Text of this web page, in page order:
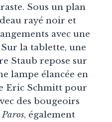
Sous un plan
rayé noir et
avec une
la tablette, une
Staub repose sur
lampe élancée en
Eric Schmitt pour
des bougeoirs
, également